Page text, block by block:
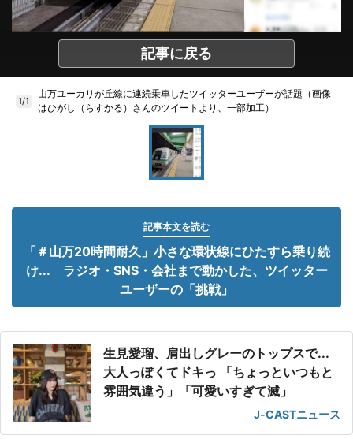
記事に戻る
1/1
山万ユーカリが丘線に連続乗車したツイッターユーザーが話題（画像
はひがし（らすかる）さんのツイートより、一部加工）
記事本文を読む
「＃山万20時間耐久」小さな環状線にひたすら乗り続
け... ラジオ・SNS・会社まで動かした、ツイッター
ユーザーの「挑戦」
生見愛瑠、肩出しグレーのトップスで...
大人っぽくてドキっ 「ちょっといつもと
雰囲気違う」「可愛いすぎて滅」
J-CASTニュース